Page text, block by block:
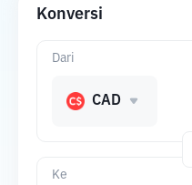
Konversi
Ke
Dari
CAD